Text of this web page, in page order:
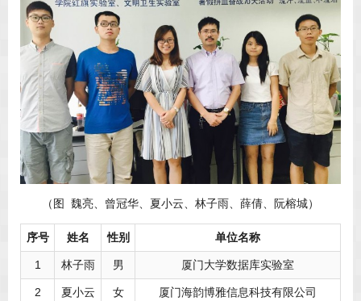
（图 魏亮、曾冠华、夏小云、林子雨、薛倩、阮榕城）
序号 姓名 性别 单位名称
1 林子雨 男 厦门大学数据库实验室
2 夏小云 女 厦门海韵博雅信息科技有限公司